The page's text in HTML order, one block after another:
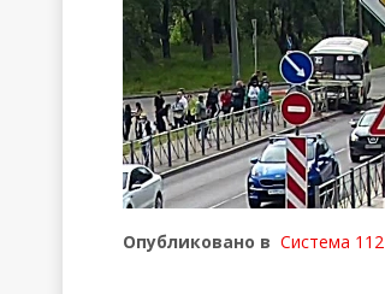
Опубликовано в Система 112